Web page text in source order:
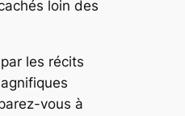
loin des
les récits
vous à